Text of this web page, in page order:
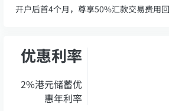
开户后首4个月，尊享50%汇款交易费用
优惠利率
2%港元储蓄优
惠年利率